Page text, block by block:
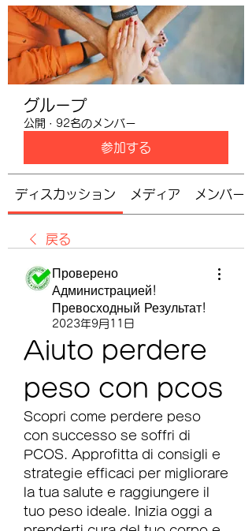
グループ
公開 · 92名のメンバー
参加する
ディスカッション メディア メンバー
戻る
Проверено
Администрацией!
Превосходный Результат!
2023年9月11日
Aiuto perdere
peso con pcos
Scopri come perdere peso
con successo se soffri di
PCOS. Approfitta di consigli e
strategie efficaci per migliorare
la tua salute e raggiungere il
tuo peso ideale. Inizia oggi a